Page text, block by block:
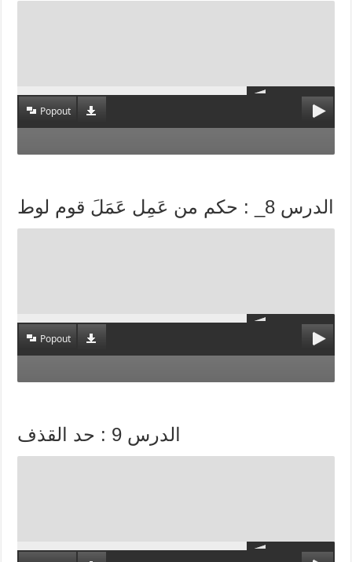
Popout
الدرس 8_ : حكم من عَمِل عَمَلَ قوم لوط
Popout
الدرس 9 : حد القذف